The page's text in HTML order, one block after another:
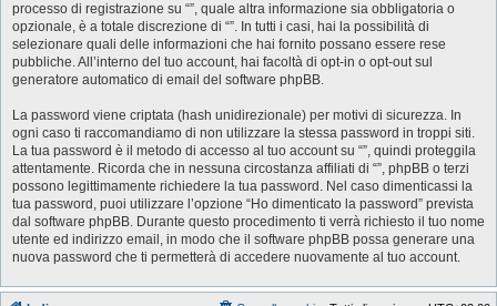
processo di registrazione su “”, quale altra informazione sia obbligatoria o
opzionale, è a totale discrezione di “”. In tutti i casi, hai la possibilità di
selezionare quali delle informazioni che hai fornito possano essere rese
pubbliche. All’interno del tuo account, hai facoltà di opt-in o opt-out sul
generatore automatico di email del software phpBB.
La password viene criptata (hash unidirezionale) per motivi di sicurezza. In
ogni caso ti raccomandiamo di non utilizzare la stessa password in troppi siti.
La tua password è il metodo di accesso al tuo account su “”, quindi proteggila
attentamente. Ricorda che in nessuna circostanza affiliati di “”, phpBB o terzi
possono legittimamente richiedere la tua password. Nel caso dimenticassi la
tua password, puoi utilizzare l’opzione “Ho dimenticato la password” prevista
dal software phpBB. Durante questo procedimento ti verrà richiesto il tuo nome
utente ed indirizzo email, in modo che il software phpBB possa generare una
nuova password che ti permetterà di accedere nuovamente al tuo account.